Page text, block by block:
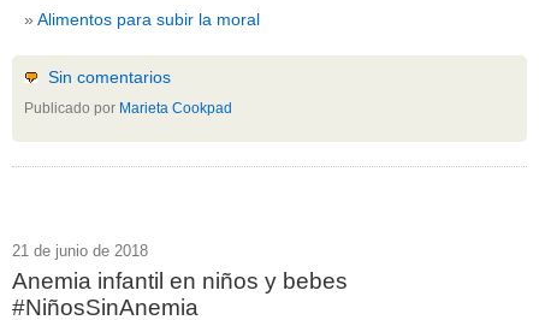
embarazo
nutricion(3)
obesidad(12)
Sin categoría(438)
vitaminas(10)
RSS - Entradas
ADMINISTRAR
Alimentos para subir la moral
Sin comentarios
Publicado por Marieta Cookpad
21 de junio de 2018
Anemia infantil en niños y bebes
#NiñosSinAnemia